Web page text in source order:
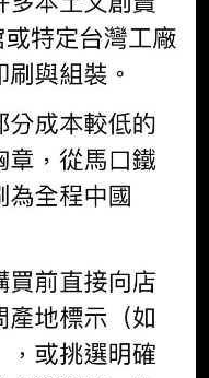
，而有些到南韓旅
灣人」胸 章，以示
胸章也有日文版，
愛台灣只是發財的
光客數量持續增加。